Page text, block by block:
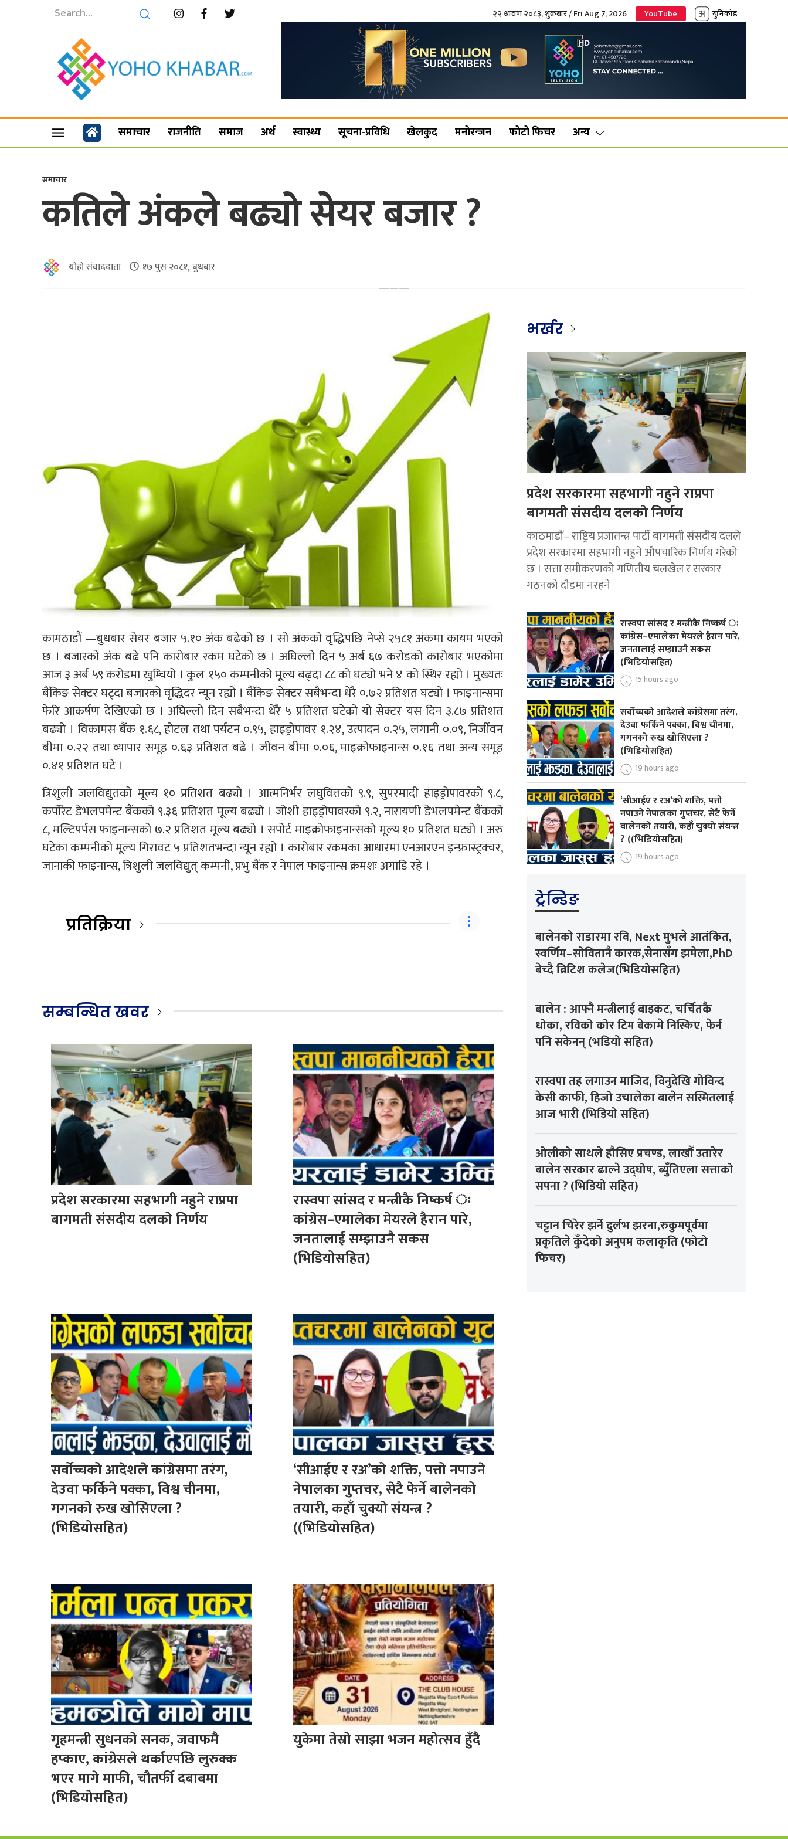
२२ श्रावण २०८३, शुक्रबार / Fri Aug 7, 2026 YouTube युनिकोड
समाचार राजनीति समाज अर्थ स्वास्थ्य सूचना-प्रविधि खेलकुद मनोरन्जन फोटो फिचर अन्य
समाचार
कतिले अंकले बढ्यो सेयर बजार ?
योहो संवाददाता १७ पुस २०८१, बुधबार
कामठाडौं —बुधबार सेयर बजार ५.१० अंक बढेको छ । सो अंकको वृद्धिपछि नेप्से २५८१ अंकमा कायम भएको
छ । बजारको अंक बढे पनि कारोबार रकम घटेको छ । अघिल्लो दिन ५ अर्ब ६७ करोडको कारोबार भएकोमा
आज ३ अर्ब ५९ करोडमा खुम्चियो । कुल १५० कम्पनीको मूल्य बढ्दा ८८ को घट्यो भने ४ को स्थिर रह्यो । मुख्यतः
बैंकिङ सेक्टर घट्दा बजारको वृद्धिदर न्यून रह्यो । बैंकिङ सेक्टर सबैभन्दा धेरै ०.७२ प्रतिशत घट्यो । फाइनान्समा
फेरि आकर्षण देखिएको छ । अघिल्लो दिन सबैभन्दा धेरै ५ प्रतिशत घटेको यो सेक्टर यस दिन ३.८७ प्रतिशत
बढ्यो । विकामस बैंक १.६८, होटल तथा पर्यटन ०.९५, हाइड्रोपावर १.२४, उत्पादन ०.२५, लगानी ०.०९, निर्जीवन
बीमा ०.२२ तथा व्यापार समूह ०.६३ प्रतिशत बढे । जीवन बीमा ०.०६, माइक्रोफाइनान्स ०.१६ तथा अन्य समूह
०.४१ प्रतिशत घटे ।
त्रिशुली जलविद्युतको मूल्य १० प्रतिशत बढ्यो । आत्मनिर्भर लघुवित्तको ९.९, सुपरमादी हाइड्रोपावरको ९.८,
कर्पोरेट डेभलपमेन्ट बैंकको ९.३६ प्रतिशत मूल्य बढ्यो । जोशी हाइड्रोपावरको ९.२, नारायणी डेभलपमेन्ट बैंकको
८, मल्टिपर्पस फाइनान्सको ७.२ प्रतिशत मूल्य बढ्यो । सपोर्ट माइक्रोफाइनान्सको मूल्य १० प्रतिशत घट्यो । अरु
घटेका कम्पनीको मूल्य गिरावट ५ प्रतिशतभन्दा न्यून रह्यो । कारोबार रकमका आधारमा एनआरएन इन्फ्रास्ट्रक्चर,
जानाकी फाइनान्स, त्रिशुली जलविद्युत् कम्पनी, प्रभु बैंक र नेपाल फाइनान्स क्रमशः अगाडि रहे ।
प्रतिक्रिया
सम्बन्धित खवर
प्रदेश सरकारमा सहभागी नहुने राप्रपा
बागमती संसदीय दलको निर्णय
रास्वपा सांसद र मन्त्रीकै निष्कर्ष ः
कांग्रेस–एमालेका मेयरले हैरान पारे,
जनतालाई सम्झाउनै सकस
(भिडियोसहित)
सर्वोच्चको आदेशले कांग्रेसमा तरंग,
देउवा फर्किने पक्का, विश्व चीनमा,
गगनको रुख खोसिएला ?
(भिडियोसहित)
‘सीआईए र रअ’को शक्ति, पत्तो नपाउने
नेपालका गुप्तचर, सेटै फेर्ने बालेनको
तयारी, कहाँ चुक्यो संयन्त्र ?
((भिडियोसहित)
गृहमन्त्री सुधनको सनक, जवाफमै
हप्काए, कांग्रेसले थर्काएपछि लुरुक्क
भएर मागे माफी, चौतर्फी दबाबमा
(भिडियोसहित)
युकेमा तेस्रो साझा भजन महोत्सव हुँदै
भर्खर
प्रदेश सरकारमा सहभागी नहुने राप्रपा
बागमती संसदीय दलको निर्णय
काठमाडौं– राष्ट्रिय प्रजातन्त्र पार्टी बागमती संसदीय दलले
प्रदेश सरकारमा सहभागी नहुने औपचारिक निर्णय गरेको
छ । सत्ता समीकरणको गणितीय चलखेल र सरकार
गठनको दौडमा नरहने
रास्वपा सांसद र मन्त्रीकै निष्कर्ष ः
कांग्रेस–एमालेका मेयरले हैरान पारे,
जनतालाई सम्झाउनै सकस
(भिडियोसहित)
15 hours ago
सर्वोच्चको आदेशले कांग्रेसमा तरंग,
देउवा फर्किने पक्का, विश्व चीनमा,
गगनको रुख खोसिएला ?
(भिडियोसहित)
19 hours ago
‘सीआईए र रअ’को शक्ति, पत्तो
नपाउने नेपालका गुप्तचर, सेटै फेर्ने
बालेनको तयारी, कहाँ चुक्यो संयन्त्र
? ((भिडियोसहित)
19 hours ago
ट्रेन्डिङ
बालेनको राडारमा रवि, Next मुभले आतंकित,
स्वर्णिम–सोवितानै कारक,सेनासँग झमेला,PhD
बेच्दै ब्रिटिश कलेज(भिडियोसहित)
बालेन : आफ्नै मन्त्रीलाई बाइकट, चर्चितकै
धोका, रविको कोर टिम बेकामे निस्किए, फेर्न
पनि सकेनन् (भडियो सहित)
रास्वपा तह लगाउन माजिद, विनुदेखि गोविन्द
केसी काफी, हिजो उचालेका बालेन सस्मितलाई
आज भारी (भिडियो सहित)
ओलीको साथले हौसिए प्रचण्ड, लाखौँ उतारेर
बालेन सरकार ढाल्ने उद्घोष, ब्युँतिएला सत्ताको
सपना ? (भिडियो सहित)
चट्टान चिरेर झर्ने दुर्लभ झरना,रुकुमपूर्वमा
प्रकृतिले कुँदेको अनुपम कलाकृति (फोटो
फिचर)